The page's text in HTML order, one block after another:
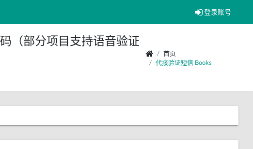
登录账号
（部分项目支持语音验证
首页
代接验证短信 Books